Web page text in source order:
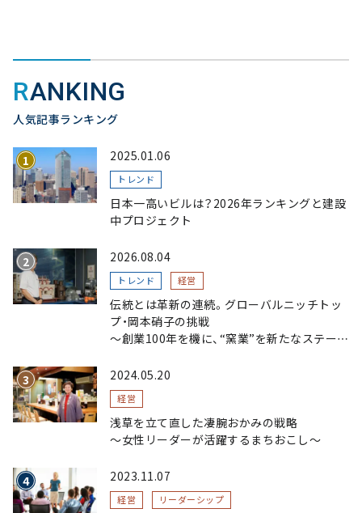
RANKING
人気記事ランキング
2025.01.06
トレンド
日本一高いビルは？2026年ランキングと建設
中プロジェクト
2026.08.04
トレンド 経営
伝統とは革新の連続。グローバルニッチトッ
プ・岡本硝子の挑戦
～創業100年を機に、“窯業”を新たなステージ
略～
2024.05.20
経営
浅草を立て直した凄腕おかみの戦略
〜女性リーダーが活躍するまちおこし〜
2023.11.07
経営 リーダーシップ